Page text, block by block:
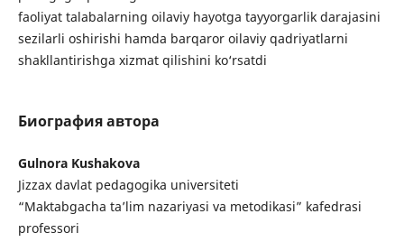
faoliyat talabalarning oilaviy hayotga tayyorgarlik darajasini
sezilarli oshirishi hamda barqaror oilaviy qadriyatlarni
shakllantirishga xizmat qilishini ko‘rsatdi
Биография автора
Gulnora Kushakova
Jizzax davlat pedagogika universiteti
“Maktabgacha ta’lim nazariyasi va metodikasi” kafedrasi
professori